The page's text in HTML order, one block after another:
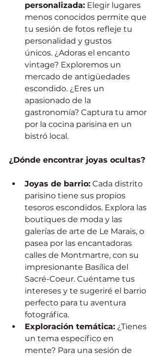
personalizada: Elegir lugares
menos conocidos permite que
tu sesión de fotos refleje tu
personalidad y gustos
únicos. ¿Adoras el encanto
vintage? Exploremos un
mercado de antigüedades
escondido. ¿Eres un
apasionado de la
gastronomía? Captura tu amor
por la cocina parisina en un
bistró local.
¿Dónde encontrar joyas ocultas?
Joyas de barrio: Cada distrito
parisino tiene sus propios
tesoros escondidos. Explora las
boutiques de moda y las
galerías de arte de Le Marais, o
pasea por las encantadoras
calles de Montmartre, con su
impresionante Basílica del
Sacré-Coeur. Cuéntame tus
intereses y te sugeriré el barrio
perfecto para tu aventura
fotográfica.
Exploración temática: ¿Tienes
un tema específico en
mente? Para una sesión de